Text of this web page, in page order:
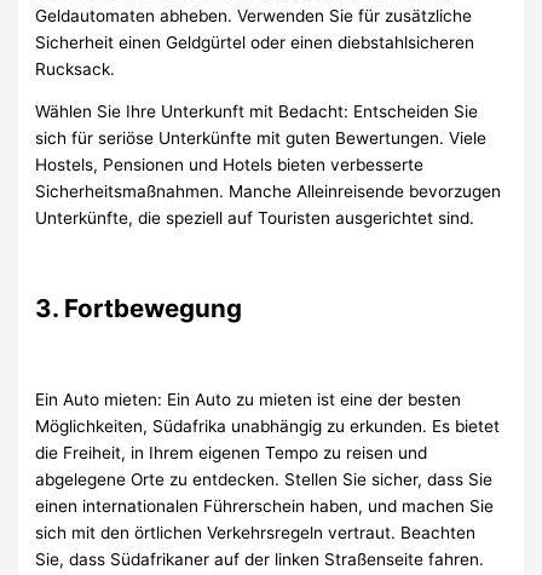
Geldautomaten abheben. Verwenden Sie für zusätzliche
Sicherheit einen Geldgürtel oder einen diebstahlsicheren
Rucksack.
Wählen Sie Ihre Unterkunft mit Bedacht: Entscheiden Sie
sich für seriöse Unterkünfte mit guten Bewertungen. Viele
Hostels, Pensionen und Hotels bieten verbesserte
Sicherheitsmaßnahmen. Manche Alleinreisende bevorzugen
Unterkünfte, die speziell auf Touristen ausgerichtet sind.
3. Fortbewegung
Ein Auto mieten: Ein Auto zu mieten ist eine der besten
Möglichkeiten, Südafrika unabhängig zu erkunden. Es bietet
die Freiheit, in Ihrem eigenen Tempo zu reisen und
abgelegene Orte zu entdecken. Stellen Sie sicher, dass Sie
einen internationalen Führerschein haben, und machen Sie
sich mit den örtlichen Verkehrsregeln vertraut. Beachten
Sie, dass Südafrikaner auf der linken Straßenseite fahren.